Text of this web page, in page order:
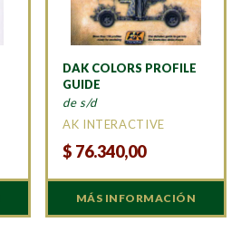
DAK COLORS PROFILE
GUIDE
de s/d
AK INTERACTIVE
$ 76.340,00
MÁS INFORMACIÓN